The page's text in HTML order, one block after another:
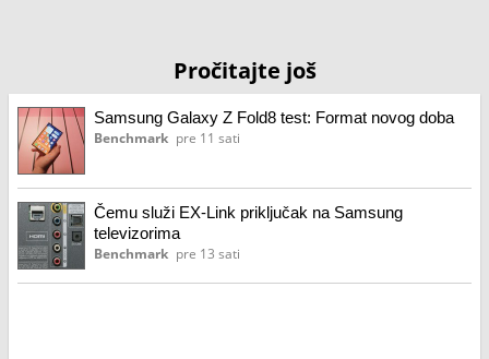
Pročitajte još
Samsung Galaxy Z Fold8 test: Format novog doba
Benchmark pre 11 sati
Čemu služi EX-Link priključak na Samsung
televizorima
Benchmark pre 13 sati